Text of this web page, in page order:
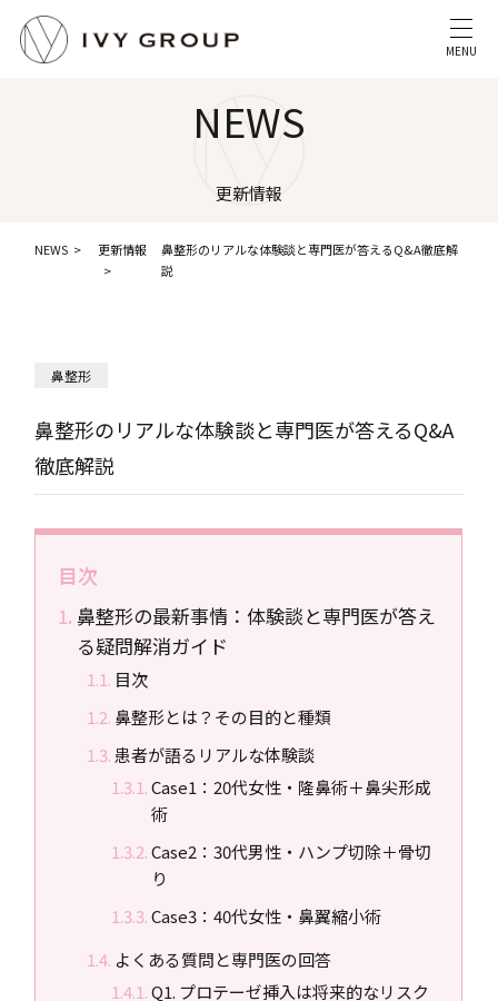
MENU
NEWS
更新情報
NEWS 更新情報
鼻整形のリアルな体験談と専門医が答えるQ&A徹底解
説
鼻整形
鼻整形のリアルな体験談と専門医が答えるQ&A
徹底解説
目次
鼻整形の最新事情：体験談と専門医が答え
る疑問解消ガイド
目次
鼻整形とは？その目的と種類
患者が語るリアルな体験談
Case1：20代女性・隆鼻術＋鼻尖形成
術
Case2：30代男性・ハンプ切除＋骨切
り
Case3：40代女性・鼻翼縮小術
よくある質問と専門医の回答
Q1. プロテーゼ挿入は将来的なリスク